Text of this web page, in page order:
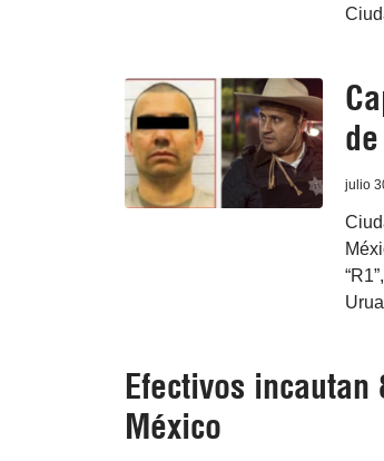
julio
Efectivos
México